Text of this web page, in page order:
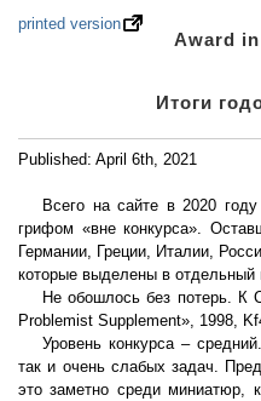
printed version
Award
Итоги
Published: April 6th, 2021
Всего на сайте в 2020
грифом «вне конкурса».
Германии, Греции, Италии,
которые выделены в отдельный
Не обошлось без потерь. К
Problemist Supplement», 1998,
Уровень конкурса –
так и очень слабых задач.
это заметно среди миниатюр,